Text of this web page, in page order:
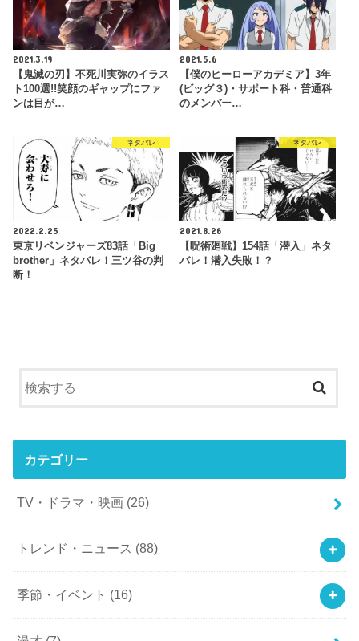
2021.3.19
【鬼滅の刃】不死川実弥のイラス
ト100選!!笑顔のギャップにファ
ンは目が…
2021.5.6
【僕のヒーローアカデミア】3年
(ビッグ３)・サポート科・普通科
のメンバー…
ネタバレ
2022.2.25
東京リベンジャーズ83話「Big
brother」ネタバレ！三ツ谷の判
断！
ネタバレ
2021.8.26
【呪術廻戦】154話「潜入」ネタ
バレ！潜入失敗！？
カテゴリー
TV・ドラマ・映画 (26)
トレンド・ニュース (88)
季節・イベント (16)